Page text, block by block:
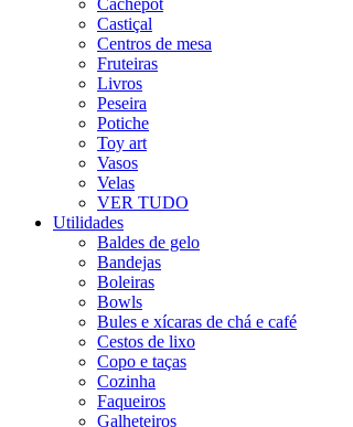
Cachepot
Castiçal
Centros de mesa
Fruteiras
Livros
Peseira
Potiche
Toy art
Vasos
Velas
VER TUDO
Utilidades
Baldes de gelo
Bandejas
Boleiras
Bowls
Bules e xícaras de chá e café
Cestos de lixo
Copo e taças
Cozinha
Faqueiros
Galheteiros